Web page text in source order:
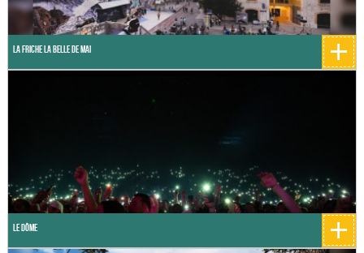
La Friche La Belle de mai +
Le Dôme +